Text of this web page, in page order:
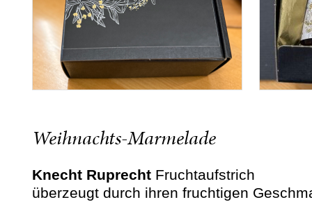
Weihnachts-Marmelade
Knecht Ruprecht Fruchtaufstrich
überzeugt durch ihren fruchtigen